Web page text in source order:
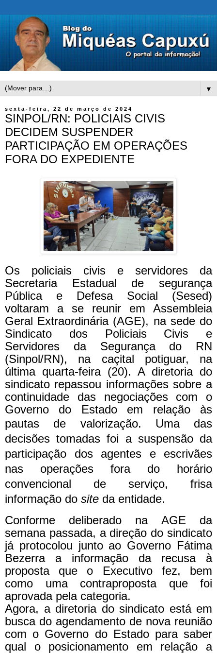
▼
sexta-feira, 22 de março de 2024
SINPOL/RN: POLICIAIS CIVIS
DECIDEM SUSPENDER
PARTICIPAÇÃO EM OPERAÇÕES
FORA DO EXPEDIENTE
Os policiais civis e servidores da
Secretaria Estadual de segurança
Pública e Defesa Social (Sesed)
voltaram a se reunir em Assembleia
Geral Extraordinária (AGE), na sede do
Sindicato dos Policiais Civis e
Servidores da Segurança do RN
(Sinpol/RN), na caçital potiguar, na
última quarta-feira (20). A diretoria do
sindicato repassou informações sobre a
continuidade das negociações com o
Governo do Estado em relação às
pautas de valorização. Uma das
decisões tomadas foi a suspensão da
participação dos agentes e escrivães
nas operações fora do horário
convencional de serviço, frisa
informação do site da entidade.
Conforme deliberado na AGE da
semana passada, a direção do sindicato
já protocolou junto ao Governo Fátima
Bezerra a informação da recusa à
proposta que o Executivo fez, bem
como uma contraproposta que foi
aprovada pela categoria.
Agora, a diretoria do sindicato está em
busca do agendamento de nova reunião
com o Governo do Estado para saber
qual o posicionamento em relação a